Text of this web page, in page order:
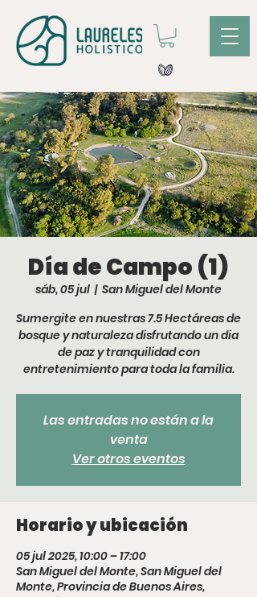
Día de Campo (1)
sáb, 05 jul
  |
San Miguel del Monte
Sumergite en nuestras 7.5 Hectáreas de
bosque y naturaleza disfrutando un dia
de paz y tranquilidad con
entretenimiento para toda la familia.
Las entradas no están a la
venta
Ver otros eventos
Horario y ubicación
05 jul 2025, 10:00 – 17:00
San Miguel del Monte, San Miguel del
Monte, Provincia de Buenos Aires,